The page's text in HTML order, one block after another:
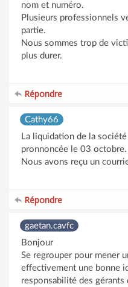
nom et numéro.
Plusieurs professionnels
partie.
Nous sommes trop de
plus durer.
Répondre
Cathy66
La liquidation de la
pronnoncée le 03 octobre.
Nous avons reçu un
Répondre
gaetan.cavfc
Bonjour
Se regrouper pour mener
effectivement une bonne
responsabilité des